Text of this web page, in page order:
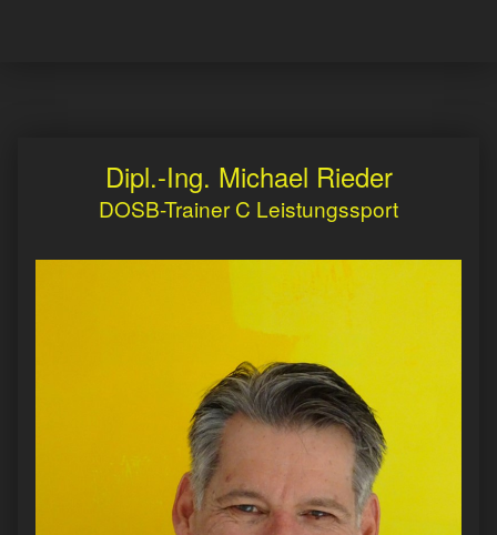
Dipl.-Ing. Michael Rieder
DOSB-Trainer C Leistungssport